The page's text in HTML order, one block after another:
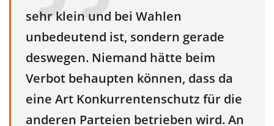
sehr klein und bei Wahlen
unbedeutend ist, sondern gerade
deswegen. Niemand hätte beim
Verbot behaupten können, dass da
eine Art Konkurrentenschutz für die
anderen Parteien betrieben wird. An